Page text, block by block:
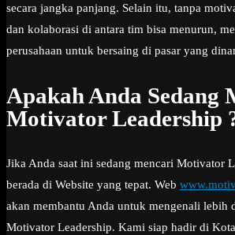
secara jangka panjang. Selain itu, tanpa
dan kolaborasi di antara tim bisa menurun,
perusahaan untuk bersaing di pasar yang
Apakah Anda Sedang
Motivator Leadership
Jika Anda saat ini sedang mencari Motivator
berada di Website yang tepat. Web
akan membantu Anda untuk mengenali lebih
Motivator Leadership. Kami siap hadir di